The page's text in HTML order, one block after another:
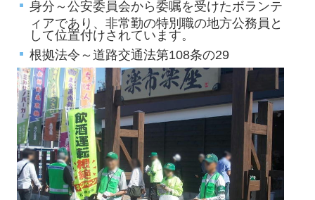
身分～公安委員会から委嘱を受けたボランテ
ィアであり、非常勤の特別職の地方公務員と
して位置付けされています。
根拠法令～道路交通法第108条の29